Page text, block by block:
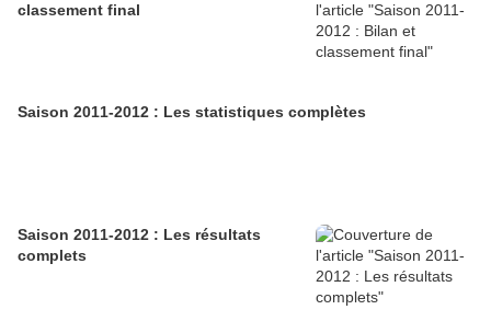
classement final
Saison 2011-2012 : Les statistiques complètes
Saison 2011-2012 : Les résultats
complets